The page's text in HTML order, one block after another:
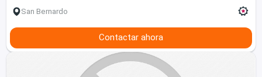
San Bernardo
Contactar ahora